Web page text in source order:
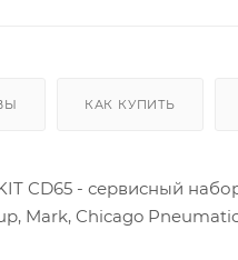
КАК КУПИТЬ
CD65 - сервисный
Mark, Chicago